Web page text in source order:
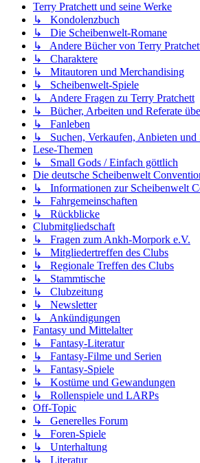
Terry Pratchett und seine Werke
↳ Kondolenzbuch
↳ Die Scheibenwelt-Romane
↳ Andere Bücher von Terry
↳ Charaktere
↳ Mitautoren und Merchandising
↳ Scheibenwelt-Spiele
↳ Andere Fragen zu Terry Pratchett
↳ Bücher, Arbeiten und Referate
↳ Fanleben
↳ Suchen, Verkaufen, Anbieten und
Lese-Themen
↳ Small Gods / Einfach göttlich
Die deutsche Scheibenwelt
↳ Informationen zur Scheibenwelt
↳ Fahrgemeinschaften
↳ Rückblicke
Clubmitgliedschaft
↳ Fragen zum Ankh-Morpork e.V.
↳ Mitgliedertreffen des Clubs
↳ Regionale Treffen des Clubs
↳ Stammtische
↳ Clubzeitung
↳ Newsletter
↳ Ankündigungen
Fantasy und Mittelalter
↳ Fantasy-Literatur
↳ Fantasy-Filme und Serien
↳ Fantasy-Spiele
↳ Kostüme und Gewandungen
↳ Rollenspiele und LARPs
Off-Topic
↳ Generelles Forum
↳ Foren-Spiele
↳ Unterhaltung
↳ Literatur